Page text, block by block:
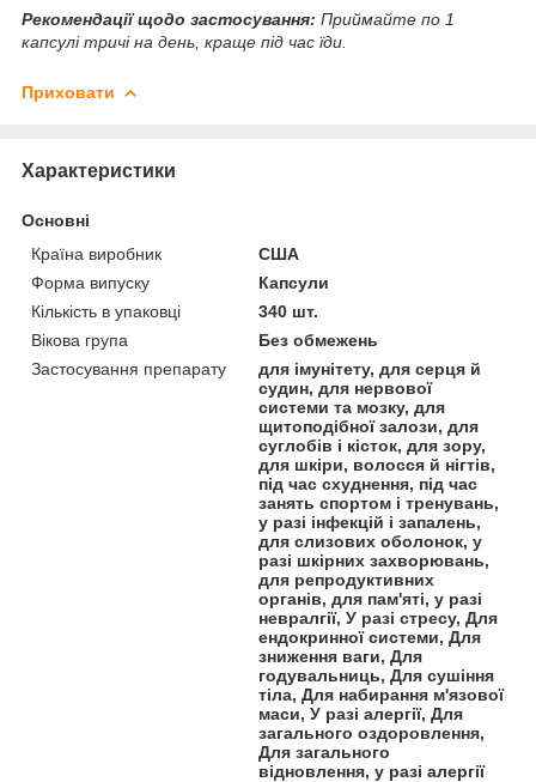
Рекомендації щодо застосування: Приймайте по 1
капсулі тричі на день, краще під час їди.
Приховати
Характеристики
Основні
Країна виробник
США
Форма випуску
Капсули
Кількість в упаковці
340 шт.
Вікова група
Без обмежень
Застосування препарату
для імунітету, для серця й
судин, для нервової
системи та мозку, для
щитоподібної залози, для
суглобів і кісток, для зору,
для шкіри, волосся й нігтів,
під час схуднення, під час
занять спортом і тренувань,
у разі інфекцій і запалень,
для слизових оболонок, у
разі шкірних захворювань,
для репродуктивних
органів, для пам'яті, у разі
невралгії, У разі стресу, Для
ендокринної системи, Для
зниження ваги, Для
годувальниць, Для сушіння
тіла, Для набирання м'язової
маси, У разі алергії, Для
загального оздоровлення,
Для загального
відновлення, у разі алергії